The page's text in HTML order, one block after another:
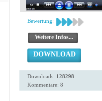
Bewertung:
Weitere Infos...
DOWNLOAD
Downloads: 128298
Kommentare: 8